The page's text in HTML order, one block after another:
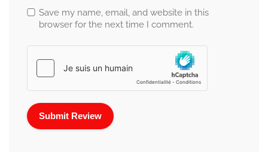
Save my name, email, and website in this
browser for the next time I comment.